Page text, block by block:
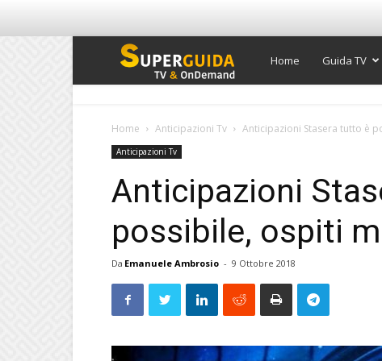
Super
Home Guida TV
Home Anticipazioni Tv Anticipazioni Stasera tutto è
Anticipazioni Tv
Anticipazioni
possibile, ospiti
Da Emanuele Ambrosio - 9 Ottobre 2018